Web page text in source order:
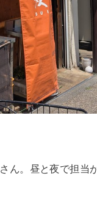
ん。昼と夜で担当